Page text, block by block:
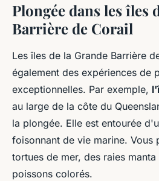
Plongée dans les îles
Barrière de Corail
Les îles de la Grande Barrière
également des expériences de
exceptionnelles. Par exemple,
au large de la côte du
la plongée. Elle est entourée
foisonnant de vie marine. Vous
tortues de mer, des raies
poissons colorés.